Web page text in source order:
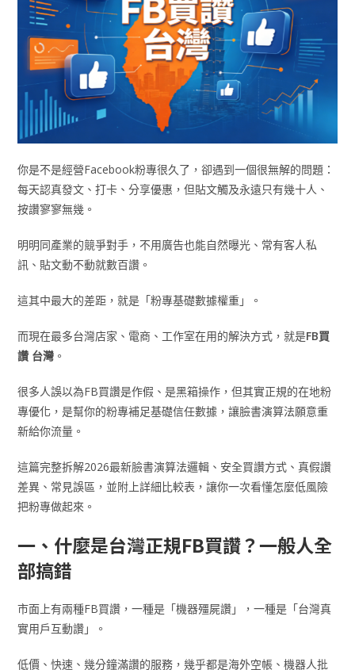
你是不是經營Facebook粉專很久了，卻遇到一個很無解的問題：
每天認真發文、打卡、分享優惠，但貼文觸及永遠只有幾十人、
按讚寥寥無幾。
明明同產業的競爭對手，不用廣告也能自然曝光、常有客人私
訊、貼文動不動就數百讚。
這其中最大的差距，就是「粉專基礎數據權重」。
而現在最多台灣店家、電商、工作室在用的解決方式，就是FB買
讚 台灣 。
很多人誤以為FB買讚是作假、是黑箱操作，但其實正規的在地粉
專優化，是幫你的粉專補足基礎信任數據，讓臉書演算法願意重
新給你流量。
這篇完整拆解2026最新臉書演算法邏輯、安全買讚方式、真假讚
差異、常見誤區，並附上詳細比較表，讓你一次看懂怎麼低風險
把粉專做起來。
一、什麼是台灣正規FB買讚？一般人全
部搞錯
市面上有兩種FB買讚，一種是「機器殭屍讚」，一種是「台灣真
實用戶互動讚」。
低價、快速、幾分鐘滿讚的服務，幾乎都是海外空帳、機器人批